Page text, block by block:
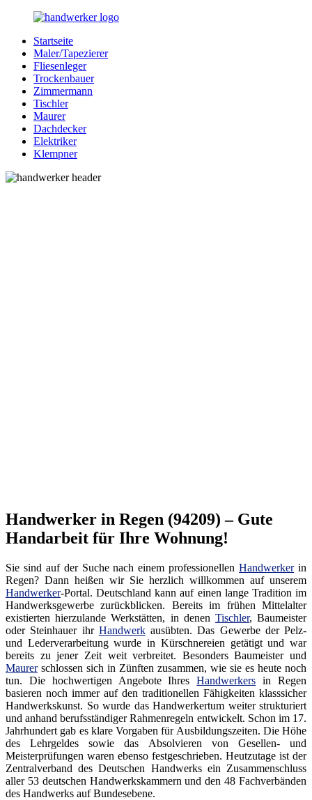
Zurück
Inhalt
Bessere-
Handwerker.de
Handwerker
Ihrer
Nähe
Startseite
Maler/Tapezierer
Fliesenleger
Trockenbauer
Zimmermann
Tischler
Maurer
Dachdecker
Elektriker
Klempner
Handwerker in Regen (94209) – Gute
Handarbeit für Ihre Wohnung!
Sie sind auf der Suche nach einem professionellenHandwerkerin
Regen? Dann heißen wir Sie herzlich willkommen auf unserem
Handwerker-Portal. Deutschland kann auf einen lange Tradition im
Handwerksgewerbe zurückblicken. Bereits im frühen Mittelalter
existierten hierzulande Werkstätten, in denen Tischler, Baumeister
oder Steinhauer ihr Handwerkausübten. Das Gewerbe der Pelz-
und Lederverarbeitung wurde in Kürschnereien getätigt und war
bereits zu jener Zeit weit verbreitet. Besonders Baumeister und
Maurerschlossen sich in Zünften zusammen, wie sie es heute noch
tun. Die hochwertigen Angebote IhresHandwerkers in Regen
basieren noch immer auf den traditionellen Fähigkeiten klasssicher
Handwerkskunst. So wurde das Handwerkertum weiter strukturiert
und anhand berufsständiger Rahmenregeln entwickelt. Schon im 17.
Jahrhundert gab es klare Vorgaben für Ausbildungszeiten. Die Höhe
des Lehrgeldes sowie das Absolvieren von Gesellen- und
Meisterprüfungen waren ebenso festgeschrieben. Heutzutage ist der
Zentralverband des Deutschen Handwerks ein Zusammenschluss
aller 53 deutschen Handwerkskammern und den 48 Fachverbänden
des Handwerks auf Bundesebene.